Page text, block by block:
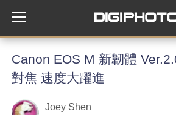
Canon EOS M 新韌體
對焦 速度大躍進
Joey Shen